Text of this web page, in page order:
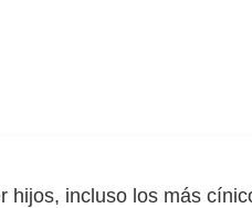
hijos, incluso los más